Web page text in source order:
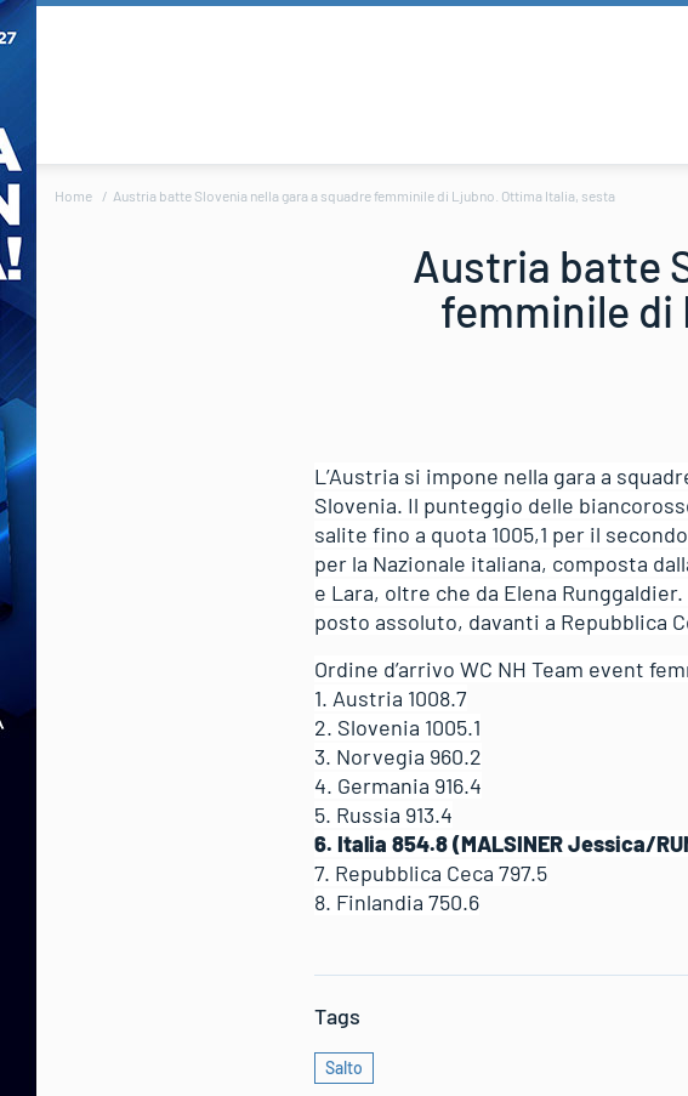
Home Austria batte Slovenia nella gara a squadre femminile di Ljubno. Ottima Italia, sesta
Austria batte
femminile di
L’Austria si impone nella gara a
Slovenia. Il punteggio delle
salite fino a quota 1005,1 per il
per la Nazionale italiana, composta
e Lara, oltre che da Elena
posto assoluto, davanti a Repubblica
Ordine d’arrivo WC NH Team event
1. Austria 1008.7
2. Slovenia 1005.1
3. Norvegia 960.2
4. Germania 916.4
5. Russia 913.4
6. Italia 854.8 (MALSINER Jessica/
7. Repubblica Ceca 797.5
8. Finlandia 750.6
Tags
Salto